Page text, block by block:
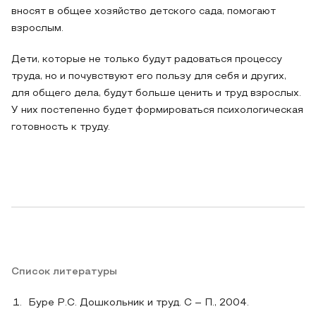
вносят в общее хозяйство детского сада, помогают
взрослым.
Дети, которые не только будут радоваться процессу
труда, но и почувствуют его пользу для себя и других,
для общего дела, будут больше ценить и труд взрослых.
У них постепенно будет формироваться психологическая
готовность к труду.
Список литературы
Буре Р.С. Дошкольник и труд. С – П., 2004.